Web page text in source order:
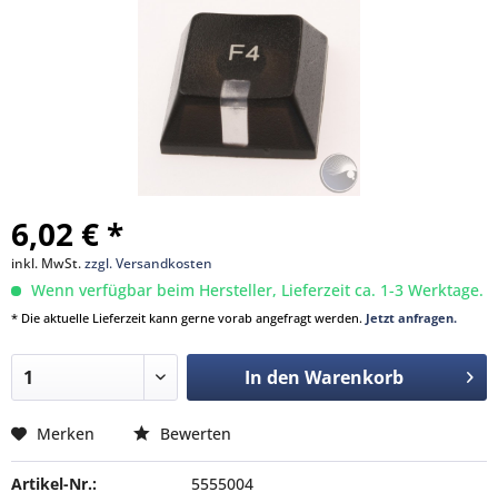
6,02 € *
inkl. MwSt.zzgl. Versandkosten
Wenn verfügbar beim Hersteller, Lieferzeit ca. 1-3 Werktage.
* Die aktuelle Lieferzeit kann gerne vorab angefragt werden. Jetzt anfragen.
In den Warenkorb
Merken Bewerten
Artikel-Nr.:
5555004